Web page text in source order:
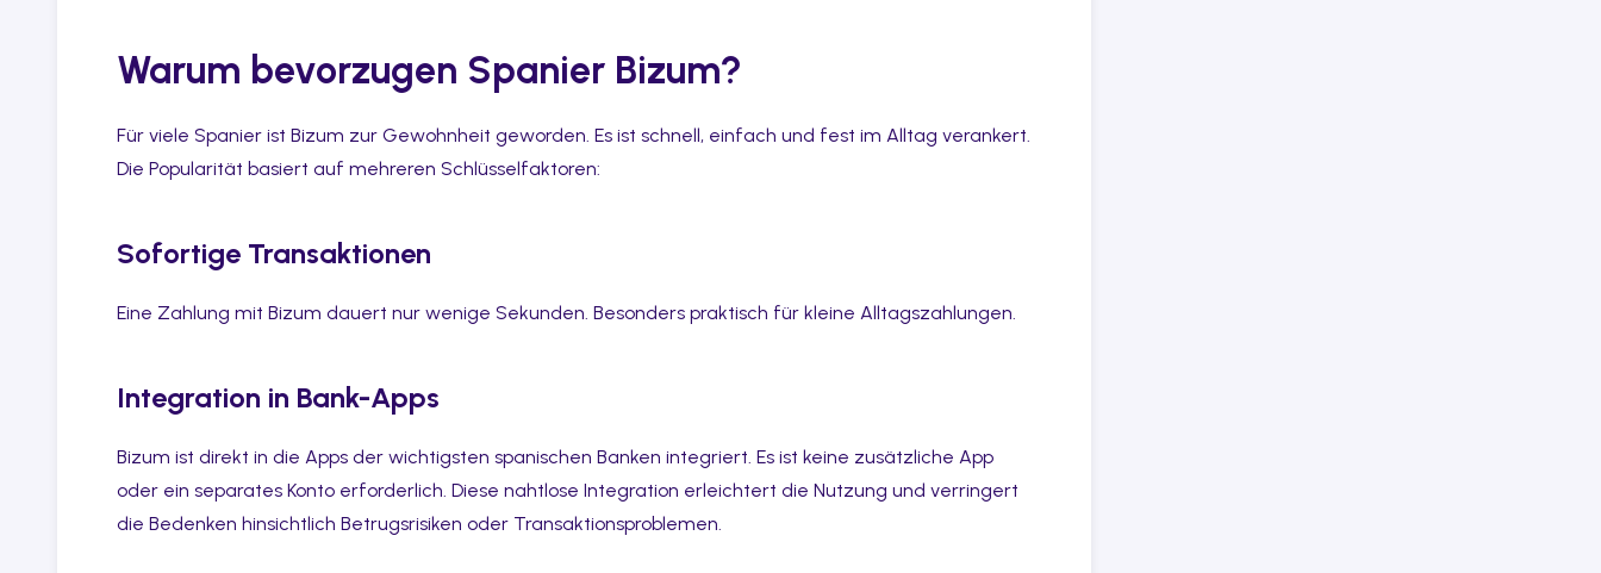
Warum bevorzugen Spanier Bizum?
Für viele Spanier ist Bizum zur Gewohnheit geworden. Es ist schnell, einfach und fest im Alltag verankert.
Die Popularität basiert auf mehreren Schlüsselfaktoren:
Sofortige Transaktionen
Eine Zahlung mit Bizum dauert nur wenige Sekunden. Besonders praktisch für kleine Alltagszahlungen.
Integration in Bank-Apps
Bizum ist direkt in die Apps der wichtigsten spanischen Banken integriert. Es ist keine zusätzliche App
oder ein separates Konto erforderlich. Diese nahtlose Integration erleichtert die Nutzung und verringert
die Bedenken hinsichtlich Betrugsrisiken oder Transaktionsproblemen.